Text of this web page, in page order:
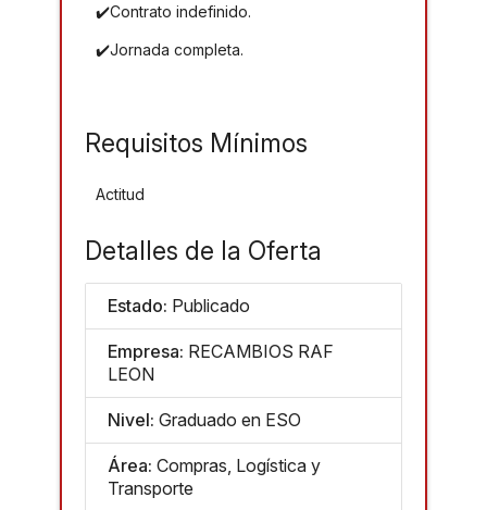
✔️Contrato indefinido.
✔️Jornada completa.
Requisitos Mínimos
Actitud
Detalles de la Oferta
Estado: Publicado
Empresa: RECAMBIOS RAF
LEON
Nivel: Graduado en ESO
Área: Compras, Logística y
Transporte